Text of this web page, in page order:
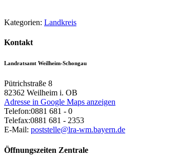
Kategorien: Landkreis
Kontakt
Landratsamt Weilheim-Schongau
Pütrichstraße 8
82362 Weilheim i. OB
Adresse in Google Maps anzeigen
Telefon:0881 681 - 0
Telefax:0881 681 - 2353
E-Mail: poststelle@lra-wm.bayern.de
Öffnungszeiten Zentrale